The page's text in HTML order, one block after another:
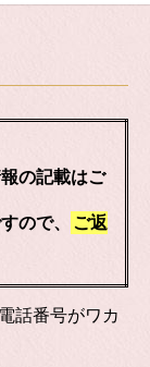
の記載はご
ので、
ご返
話番号がワカ